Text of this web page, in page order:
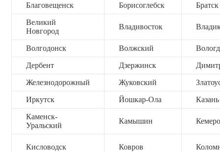
Благовещенск Борисоглебск Братск
Великий
Новгород
Владивосток
Волгодонск Волжский
Дербент Дзержинск
Железнодорожный Жуковский
Иркутск Йошкар-Ола Казань
Каменск-
Уральский
Камышин
Кисловодск Ковров